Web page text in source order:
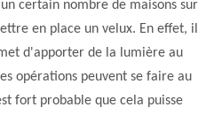
certain nombre de maisons sur
en place un velux. En effet, il
d'apporter de la lumière au
opérations peuvent se faire au
fort probable que cela puisse